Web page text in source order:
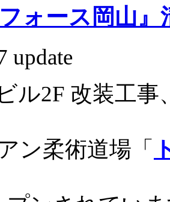
フォース岡山
update
ル2F 改装工事
ン柔術道場「